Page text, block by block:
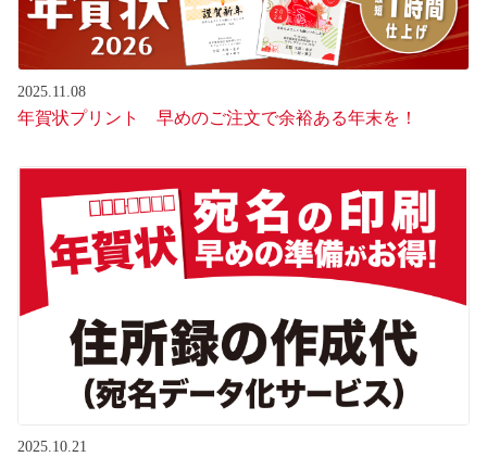
2025.11.08
年賀状プリント 早めのご注文で余裕ある年末を！
2025.10.21